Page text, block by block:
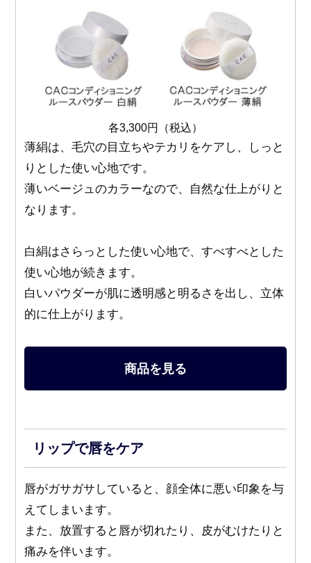
各3,300円（税込）
薄絹は、毛穴の目立ちやテカリをケアし、しっと
りとした使い心地です。
薄いベージュのカラーなので、自然な仕上がりと
なります。
白絹はさらっとした使い心地で、すべすべとした
使い心地が続きます。
白いパウダーが肌に透明感と明るさを出し、立体
的に仕上がります。
商品を見る
リップで唇をケア
唇がガサガサしていると、顔全体に悪い印象を与
えてしまいます。
また、放置すると唇が切れたり、皮がむけたりと
痛みを伴います。